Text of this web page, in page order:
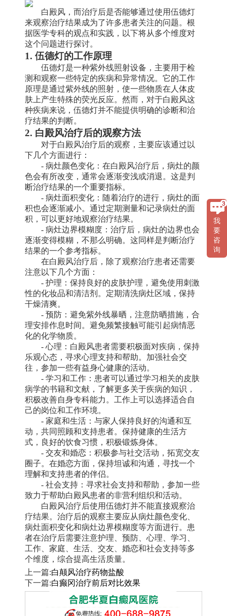
白殿风，而治疗后是否能够通过使用伍德灯
来观察治疗结果成为了许多患者关注的问题。根
据医学专科的观点和实践，以下将从多个维度对
这个问题进行探讨。
1. 伍德灯的工作原理
伍德灯是一种紫外线照射设备，主要用于检
测和观察一些特定的疾病和异常情况。它的工作
原理是通过紫外线的照射，使一些物质在人体皮
肤上产生特殊的荧光反应。然而，对于白殿风这
种疾病来说，伍德灯并不能提供明确的诊断和治
疗结果的判断。
2. 白殿风治疗后的观察方法
对于白殿风治疗后的观察，主要应该通过以
下几个方面进行：
- 病灶颜色变化：在白殿风治疗后，病灶的颜
色会有所改变，通常会逐渐变浅或消退。这是判
断治疗结果的一个重要指标。
- 病灶面积变化：随着治疗的进行，病灶的面
积也会逐渐减小。通过定期测量和记录病灶的面
积，可以更好地观察治疗结果。
- 病灶边界模糊度：治疗后，病灶的边界也会
逐渐变得模糊，不那么明确。这同样是判断治疗
结果的一个参考指标。
在白殿风治疗后，除了观察治疗患者还需要
注意以下几个方面：
- 护理：保持良好的皮肤护理，避免使用刺激
性的化妆品和清洁剂。定期清洗病灶区域，保持
干燥清爽。
- 预防：避免紫外线暴晒，注意防晒措施，合
理安排作息时间。避免频繁接触可能引起病情恶
化的化学物质。
- 心理：白殿风患者需要积极面对疾病，保持
乐观心态，寻求心理支持和帮助。加强社会交
往，参加一些有益身心健康的活动。
- 学习和工作：患者可以通过学习相关的皮肤
病学的书籍和文献，了解更多关于疾病的知识，
积极改善自身专科能力。工作上可以选择适合自
己的岗位和工作环境。
- 家庭和生活：与家人保持良好的沟通和互
动，共同照顾和支持患者。保持健康的生活方
式，良好的饮食习惯，积极锻炼身体。
- 交友和婚恋：积极参与社交活动，拓宽交友
圈子。在婚恋方面，保持坦诚和沟通，寻找一个
理解和支持患者的伴侣。
- 社会支持：寻求社会支持和帮助，参加一些
致力于帮助白殿风患者的非营利组织和活动。
白殿风治疗后使用伍德灯并不能直接观察治
疗结果。治疗后的观察主要应从病灶颜色变化、
病灶面积变化和病灶边界模糊度等方面进行。患
者在治疗后需要注意护理、预防、心理、学习、
工作、家庭、生活、交友、婚恋和社会支持等多
个维度，综合提高生活质量。
上一篇:白颠风治疗药物盐酸
下一篇:白癫冈治疗前后对比效果
我
要
咨
询